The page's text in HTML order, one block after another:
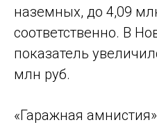
наземных, до 4,09
соответственно. В
показатель
млн руб.
«Гаражная